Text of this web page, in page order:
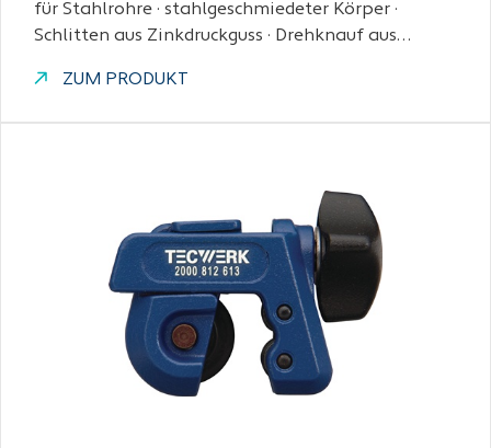
für Stahlrohre · stahlgeschmiedeter Körper ·
Schlitten aus Zinkdruckguss · Drehknauf aus…
ZUM PRODUKT